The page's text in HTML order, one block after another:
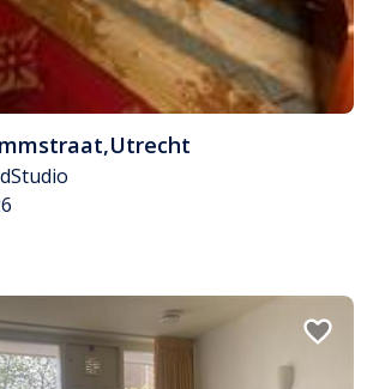
,Utrecht
Studio